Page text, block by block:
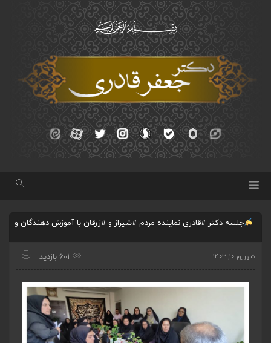
جلسه دکتر #قادری نماینده مردم #شیراز و #زرقان با آموزش دهندگان و
…
شهریور ۱۰, ۱۴۰۳ 601 بازدید